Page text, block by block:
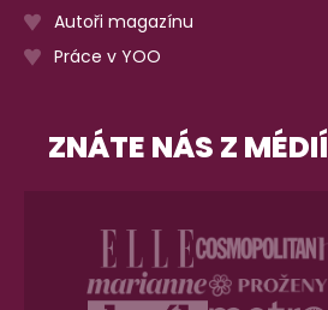
Autoři magazínu
Práce v YOO
ZNÁTE NÁS Z MÉDIÍ